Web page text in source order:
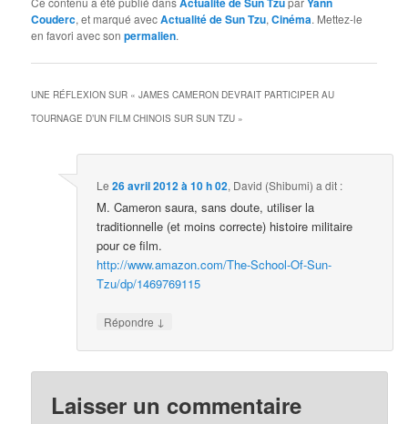
Couderc, et marqué avecActualité de Sun Tzu,Cinéma. Mettez-le
en favori avec sonpermalien.
UNE RÉFLEXION SUR «JAMES CAMERON DEVRAIT PARTICIPER AU
TOURNAGE D’UN FILM CHINOIS SUR SUN TZU »
Le26 avril 2012 à 10 h 02, David (Shibumi) a dit :
M. Cameron saura, sans doute, utiliser la
traditionnelle (et moins correcte) histoire militaire
pour ce film.
http://www.amazon.com/The-School-Of-Sun-
Tzu/dp/1469769115
Répondre ↓
Laisser un commentaire